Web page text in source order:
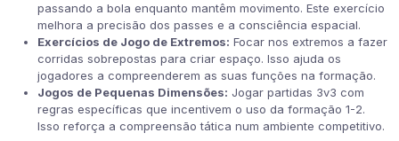
passando a bola enquanto mantêm movimento. Este exercício
melhora a precisão dos passes e a consciência espacial.
Exercícios de Jogo de Extremos: Focar nos extremos a fazer
corridas sobrepostas para criar espaço. Isso ajuda os
jogadores a compreenderem as suas funções na formação.
Jogos de Pequenas Dimensões: Jogar partidas 3v3 com
regras específicas que incentivem o uso da formação 1-2.
Isso reforça a compreensão tática num ambiente competitivo.